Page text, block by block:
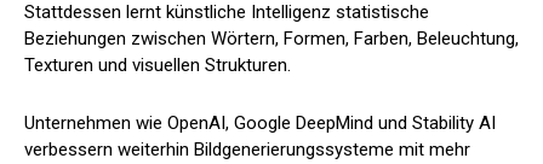
Stattdessen lernt künstliche Intelligenz statistische
Beziehungen zwischen Wörtern, Formen, Farben, Beleuchtung,
Texturen und visuellen Strukturen.
Unternehmen wie OpenAI, Google DeepMind und Stability AI
verbessern weiterhin Bildgenerierungssysteme mit mehr